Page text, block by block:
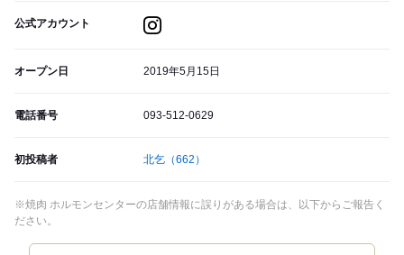
公式アカウント
オープン日 2019年5月15日
電話番号 093-512-0629
初投稿者 北乞 （662）
※焼肉 ホルモンセンターの店舗情報に誤りがある場合は、以下からご報告く
ださい。